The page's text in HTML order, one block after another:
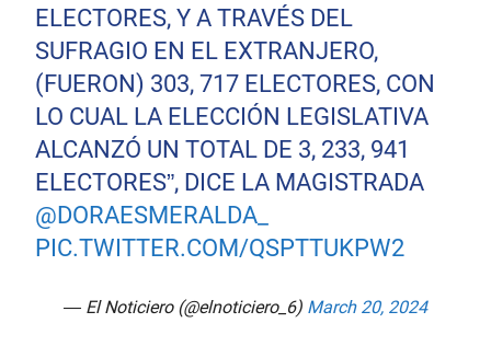
ELECTORES, Y A TRAVÉS DEL
SUFRAGIO EN EL EXTRANJERO,
(FUERON) 303, 717 ELECTORES, CON
LO CUAL LA ELECCIÓN LEGISLATIVA
ALCANZÓ UN TOTAL DE 3, 233, 941
ELECTORES”, DICE LA MAGISTRADA
@DORAESMERALDA_
PIC.TWITTER.COM/QSPTTUKPW2
— El Noticiero (@elnoticiero_6) March 20, 2024